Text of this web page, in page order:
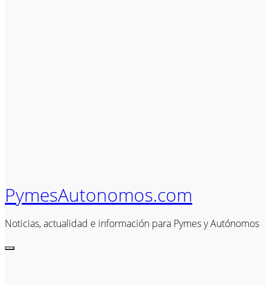
PymesAutonomos.com
Noticias, actualidad e información para Pymes y Autónomos